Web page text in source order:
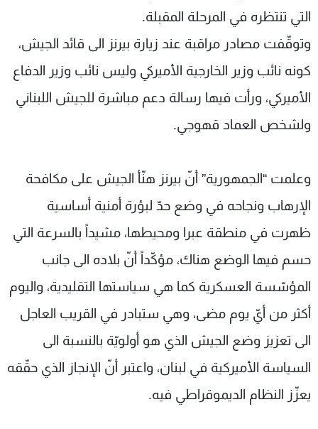
التي تنتظره في المرحلة المقبلة.
وتوقّفت مصادر مراقبة عند زيارة بيرنز الى قائد الجيش،
كونه نائب وزير الخارجية الأميركي وليس نائب وزير الدفاع
الأميركي، ورأت فيها رسالة دعم مباشرة للجيش اللبناني
ولشخص العماد قهوجي.
وعلمت “الجمهورية” أنّ بيرنز هنّأ الجيش على مكافحة
الإرهاب ونجاحه في وضع حدّ لبؤرة أمنية أساسية
ظهرت في منطقة عبرا ومحيطها، مشيداً بالسرعة التي
حسم فيها الوضع هناك، مؤكّداً أنّ بلاده الى جانب
المؤسّسة العسكرية كما هي سياستها التقليدية، واليوم
أكثر من أيّ يوم مضى، وهي ستبادر في القريب العاجل
الى تعزيز وضع الجيش الذي هو أولويّة بالنسبة الى
السياسة الأميركية في لبنان، واعتبر أنّ الإنجاز الذي حقّقه
يعزّز النظام الديموقراطي فيه.